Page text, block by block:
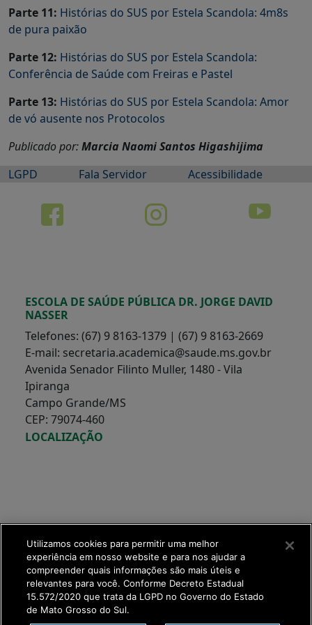
Parte 11: Histórias do SUS por Estela Scandola: 4m8s
de pura paixão
Parte 12: Histórias do SUS por Estela Scandola:
Conferência de Saúde com Freiras e Pastel
Parte 13: Histórias do SUS por Estela Scandola: Amor
de vó ausente nos Protocolos
Publicado por:Marcia Naomi Santos Higashijima
LGPD
Fala Servidor Acessibilidade
ESCOLA DE SAÚDE PÚBLICA DR. JORGE DAVID
NASSER
Telefones: (67) 9 8163-1379 | (67) 9 8163-2669
E-mail: secretaria.academica@saude.ms.gov.br
Avenida Senador Filinto Muller, 1480 - Vila
Ipiranga
Campo Grande/MS
CEP: 79074-460
LOCALIZAÇÃO
Utilizamos cookies para permitir uma melhor
experiência em nosso website e para nos ajudar a
compreender quais informações são mais úteis e
relevantes para você. Conforme Decreto Estadual
15.572/2020 que trata da LGPD no Governo do Estado
de Mato Grosso do Sul.